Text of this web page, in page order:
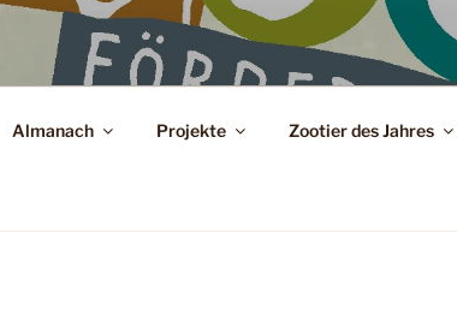
Almanach Projekte Zootier des Jahres